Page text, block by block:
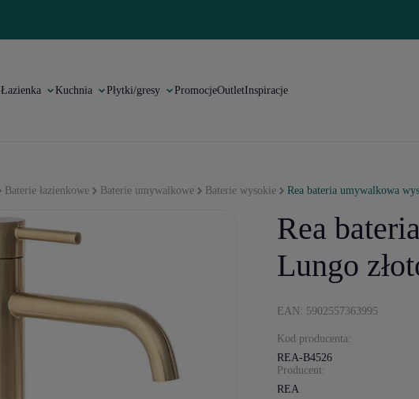
Łazienka Kuchnia Płytki/gresy PromocjeOutletInspiracje
Baterie łazienkowe Baterie umywalkowe Baterie wysokie Rea bateria umywalkowa
Rea
Lungo
EAN: 5902557363995
Kod producenta:
REA-B4526
Producent:
REA